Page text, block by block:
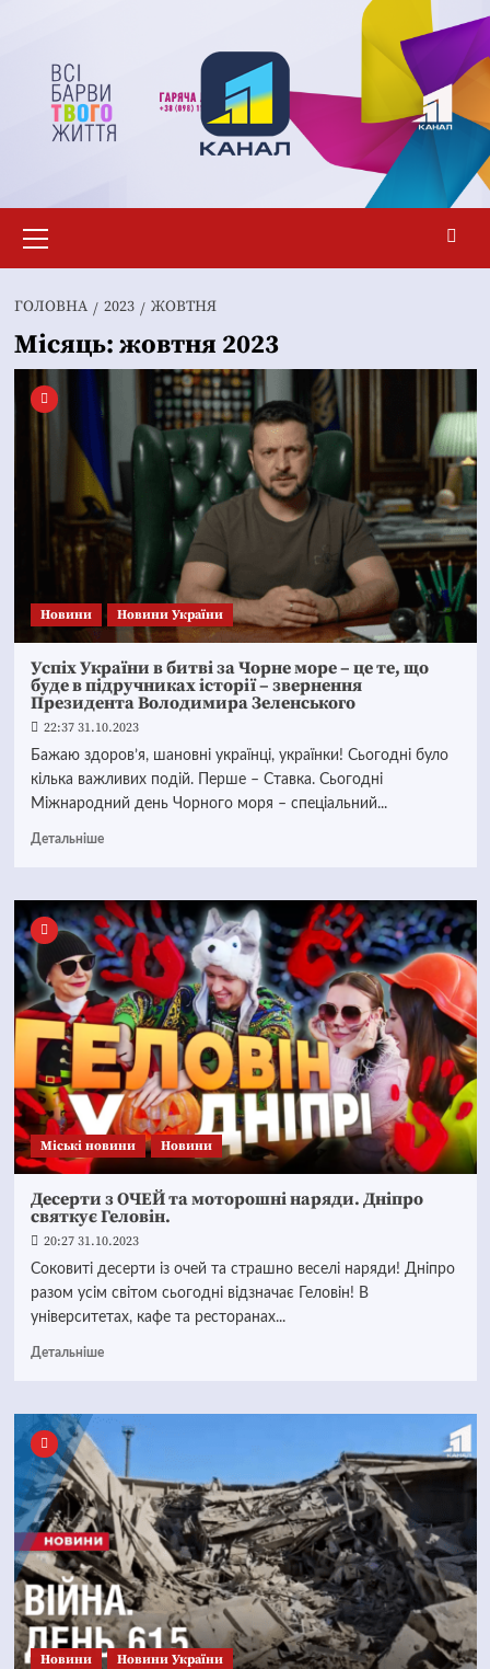
вмісту
меню
ГОЛОВНА 2023 ЖОВТНЯ
Місяць: жовтня 2023
Новини Новини України
Успіх України в битві за Чорне море – це те, що
буде в підручниках історії – звернення
Президента Володимира Зеленського
22:37 31.10.2023
Бажаю здоров’я, шановні українці, українки! Сьогодні було
кілька важливих подій. Перше – Ставка. Сьогодні
Міжнародний день Чорного моря – спеціальний...
Детальніше
Mіські новини Новини
Десерти з ОЧЕЙ та моторошні наряди. Дніпро
святкує Геловін.
20:27 31.10.2023
Соковиті десерти із очей та страшно веселі наряди! Дніпро
разом усім світом сьогодні відзначає Геловін! В
університетах, кафе та ресторанах...
Детальніше
Новини Новини України